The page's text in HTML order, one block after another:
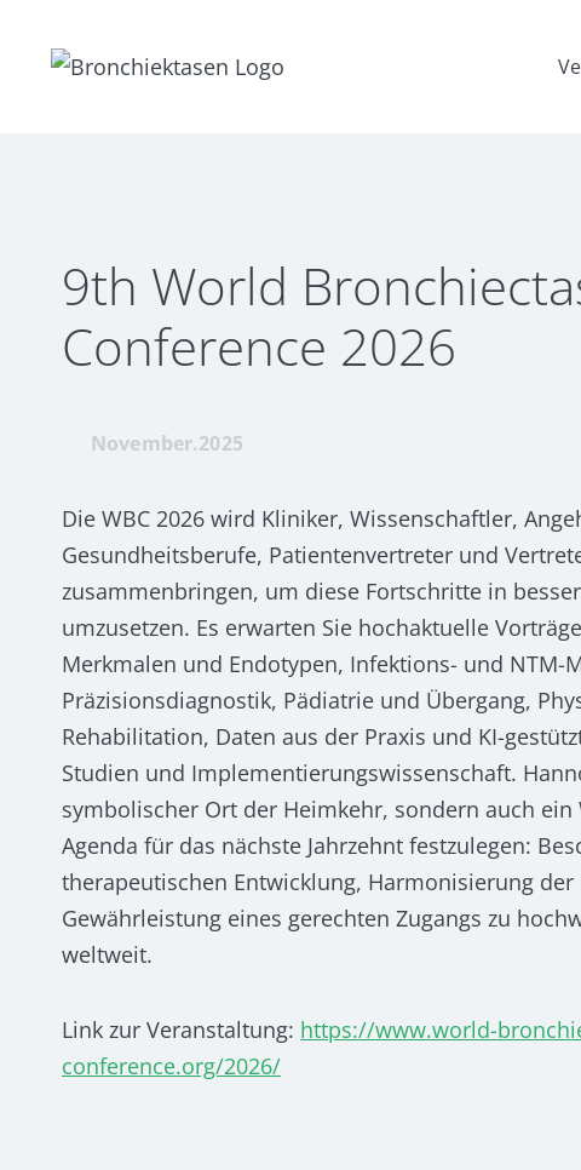
Inhalt
9th World
Conference 2026
November.2025
Die WBC 2026 wird Kliniker, Wissenschaftler,
Gesundheitsberufe, Patientenvertreter und
zusammenbringen, um diese Fortschritte in
umzusetzen. Es erwarten Sie hochaktuelle
Merkmalen und Endotypen, Infektions- und NTM-
Präzisionsdiagnostik, Pädiatrie und Übergang,
Rehabilitation, Daten aus der Praxis und KI-
Studien und Implementierungswissenschaft.
symbolischer Ort der Heimkehr, sondern auch
Agenda für das nächste Jahrzehnt festzulegen:
therapeutischen Entwicklung, Harmonisierung der
Gewährleistung eines gerechten Zugangs zu
weltweit.
Link zur Veranstaltung: https://www.world-
conference.org/2026/